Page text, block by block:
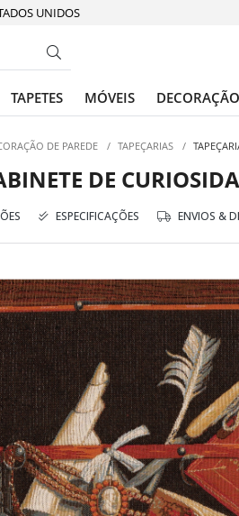
TAPETES MÓVEIS DECORAÇÃO
DE PAREDE / TAPEÇARIAS /
DE
ESPECIFICAÇÕES ENVIOS &